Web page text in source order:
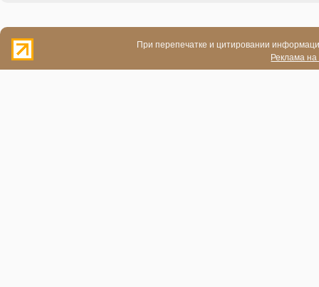
При перепечатке и цитировании
Реклама на